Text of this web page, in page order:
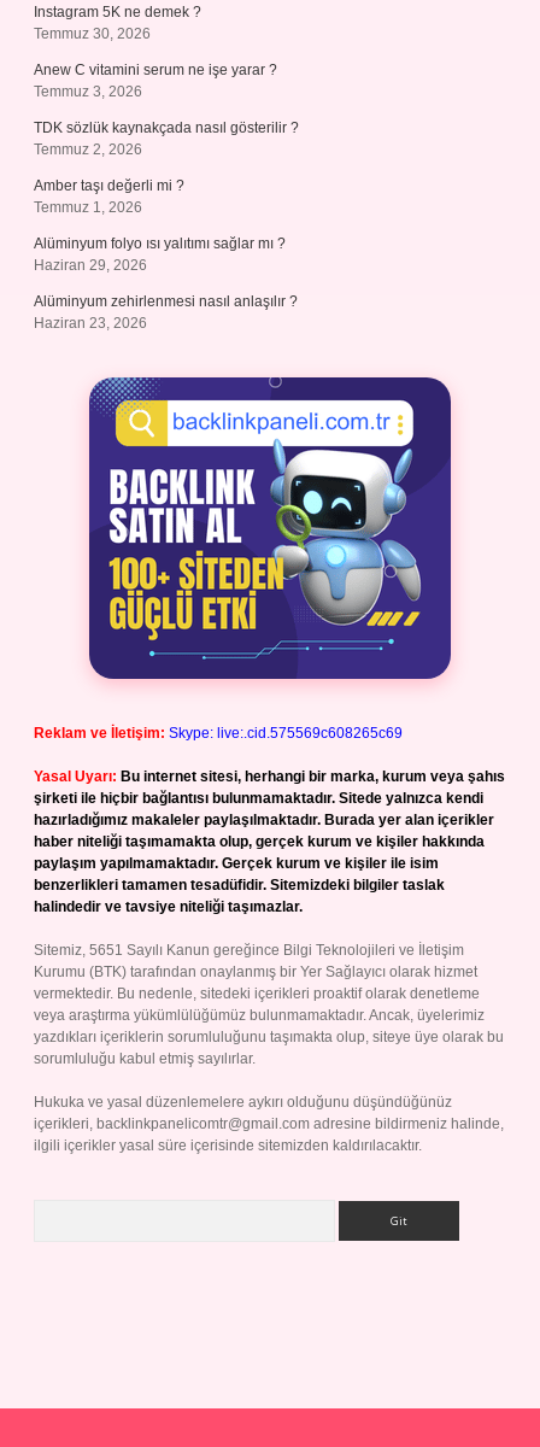
Instagram 5K ne demek ?
Temmuz 30, 2026
Anew C vitamini serum ne işe yarar ?
Temmuz 3, 2026
TDK sözlük kaynakçada nasıl gösterilir ?
Temmuz 2, 2026
Amber taşı değerli mi ?
Temmuz 1, 2026
Alüminyum folyo ısı yalıtımı sağlar mı ?
Haziran 29, 2026
Alüminyum zehirlenmesi nasıl anlaşılır ?
Haziran 23, 2026
Reklam ve İletişim: Skype: live:.cid.575569c608265c69
Yasal Uyarı: Bu internet sitesi, herhangi bir marka, kurum veya şahıs
şirketi ile hiçbir bağlantısı bulunmamaktadır. Sitede yalnızca kendi
hazırladığımız makaleler paylaşılmaktadır. Burada yer alan içerikler
haber niteliği taşımamakta olup, gerçek kurum ve kişiler hakkında
paylaşım yapılmamaktadır. Gerçek kurum ve kişiler ile isim
benzerlikleri tamamen tesadüfidir. Sitemizdeki bilgiler taslak
halindedir ve tavsiye niteliği taşımazlar.
Sitemiz, 5651 Sayılı Kanun gereğince Bilgi Teknolojileri ve İletişim
Kurumu (BTK) tarafından onaylanmış bir Yer Sağlayıcı olarak hizmet
vermektedir. Bu nedenle, sitedeki içerikleri proaktif olarak denetleme
veya araştırma yükümlülüğümüz bulunmamaktadır. Ancak, üyelerimiz
yazdıkları içeriklerin sorumluluğunu taşımakta olup, siteye üye olarak bu
sorumluluğu kabul etmiş sayılırlar.
Hukuka ve yasal düzenlemelere aykırı olduğunu düşündüğünüz
içerikleri, backlinkpanelicomtr@gmail.com adresine bildirmeniz halinde,
ilgili içerikler yasal süre içerisinde sitemizden kaldırılacaktır.